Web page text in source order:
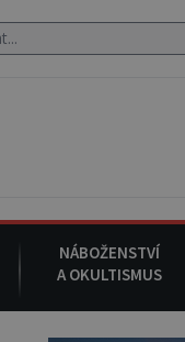
pak si na ulici
NÁBOŽENSTVÍ
A OKULTISMUS